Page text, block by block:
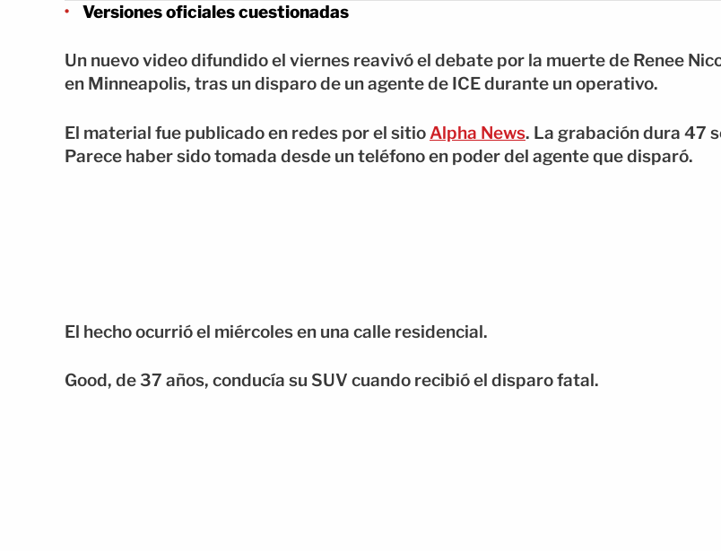
Versiones oficiales cuestionadas
Un nuevo video difundido el viernes reavivó el debate por la muerte de Renee
en Minneapolis, tras un disparo de un agente de ICE durante un operativo.
El material fue publicado en redes por el sitio Alpha News. La grabación dura 47
Parece haber sido tomada desde un teléfono en poder del agente que disparó.
El hecho ocurrió el miércoles en una calle residencial.
Good, de 37 años, conducía su SUV cuando recibió el disparo fatal.